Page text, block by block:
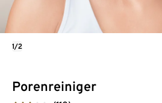
Porenreiniger
1/2